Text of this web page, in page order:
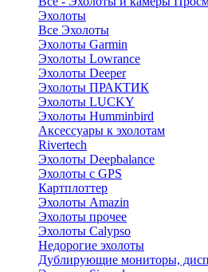
Эхолоты
Все Эхолоты
Эхолоты Garmin
Эхолоты Lowrance
Эхолоты Deeper
Эхолоты ПРАКТИК
Эхолоты LUCKY
Эхолоты Humminbird
Аксессуары к эхолотам
Rivertech
Эхолоты Deepbalance
Эхолоты с GPS
Картплоттер
Эхолоты Amazin
Эхолоты прочее
Эхолоты Calypso
Недорогие эхолоты
Дублирующие мониторы,